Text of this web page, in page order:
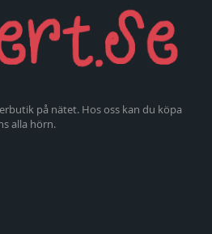
på nätet. Hos oss kan du köpa
alla hörn.